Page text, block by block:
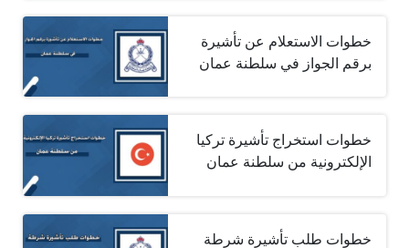
خطوات الاستعلام عن تأشيرة
برقم الجواز في سلطنة عمان
خطوات استخراج تأشيرة تركيا
الإلكترونية من سلطنة عمان
خطوات طلب تأشيرة شرطة